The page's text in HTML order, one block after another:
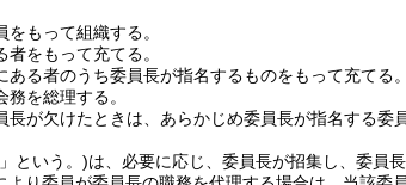
もって組織する。
をもって充てる。
る者のうち委員長が指名するものをもって充てる。
を総理する。
が欠けたときは、あらかじめ委員長が指名する委
という。)は、必要に応じ、委員長が招集し、委員